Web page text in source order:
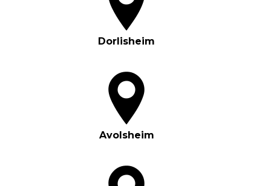
Dorlisheim
Avolsheim